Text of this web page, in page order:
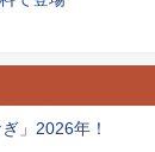
」2026年！